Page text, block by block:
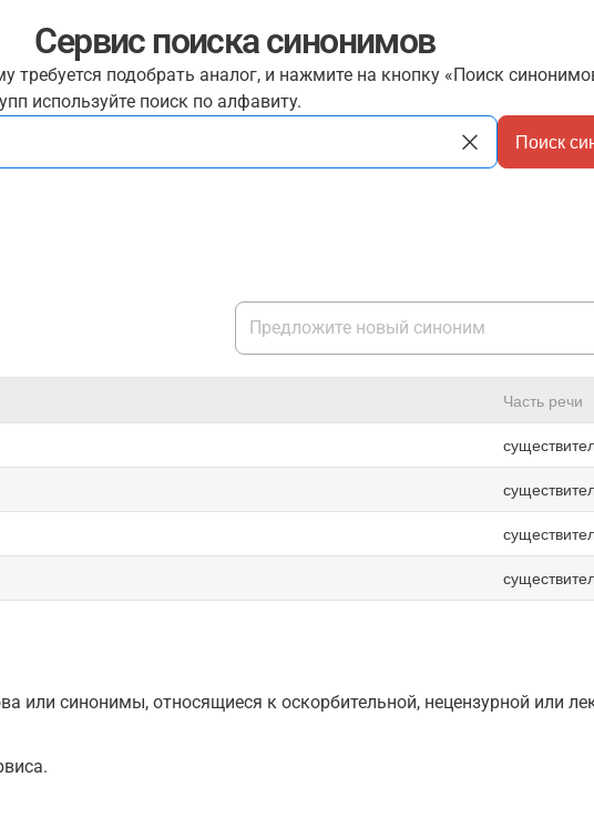
Сервис поиска синонимов
требуется подобрать аналог, и нажмите на кнопку «Поиск
используйте поиск по алфавиту.
Поиск
Часть речи
или синонимы, относящиеся к оскорбительной, нецензурной или